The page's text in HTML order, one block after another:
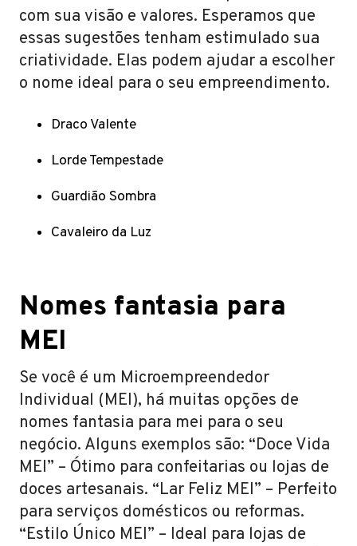
com sua visão e valores. Esperamos que
essas sugestões tenham estimulado sua
criatividade. Elas podem ajudar a escolher
o nome ideal para o seu empreendimento.
Draco Valente
Lorde Tempestade
Guardião Sombra
Cavaleiro da Luz
Nomes fantasia para
MEI
Se você é um Microempreendedor
Individual (MEI), há muitas opções de
nomes fantasia para mei para o seu
negócio. Alguns exemplos são: “Doce Vida
MEI” – Ótimo para confeitarias ou lojas de
doces artesanais. “Lar Feliz MEI” – Perfeito
para serviços domésticos ou reformas.
“Estilo Único MEI” – Ideal para lojas de